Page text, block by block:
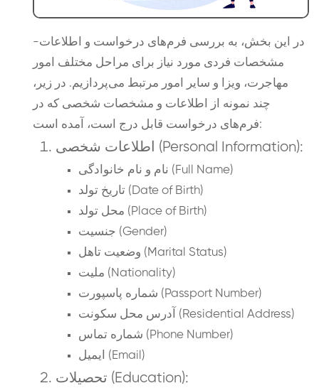
در این بخش، به بررسی فرم‌های درخواست و اطلاعات-
مشخصات فردی مورد نیاز برای مراحل مختلف امور
مهاجرت، ویزا و سایر امور مرتبط می‌پردازیم. در زیر،
چند نمونه از اطلاعات و مشخصات شخصی که در
فرم‌های درخواست قابل درج است، آمده است:
اطلاعات شخصی (Personal Information):
نام و نام خانوادگی (Full Name)
تاریخ تولد (Date of Birth)
محل تولد (Place of Birth)
جنسیت (Gender)
وضعیت تاهل (Marital Status)
ملیت (Nationality)
شماره پاسپورت (Passport Number)
آدرس محل سکونت (Residential Address)
شماره تماس (Phone Number)
ایمیل (Email)
تحصیلات (Education):